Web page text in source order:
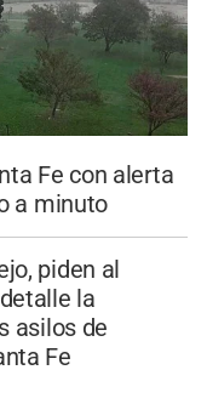
Fe con alerta
a minuto
piden al
la
asilos de
Fe